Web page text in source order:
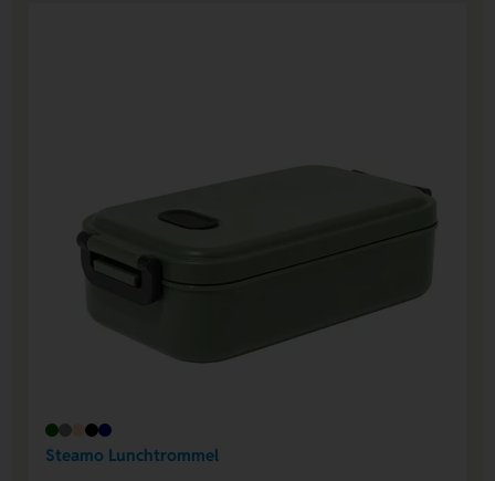
Steamo Lunchtrommel